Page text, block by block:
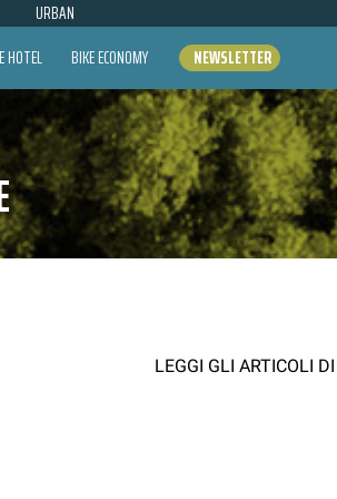
URBAN
HOTEL BIKE ECONOMY NEWSLETTER
LEGGI GLI ARTICOLI